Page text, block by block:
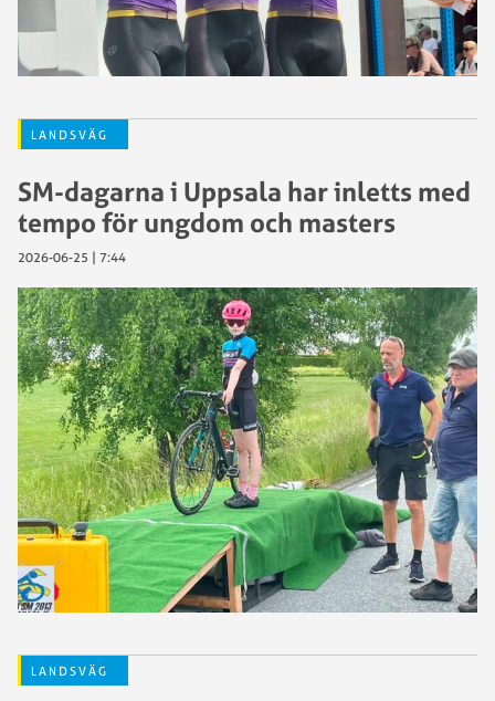
LANDSVÄG
SM-dagarna i Uppsala har inletts med
tempo för ungdom och masters
2026-06-25 | 7:44
LANDSVÄG